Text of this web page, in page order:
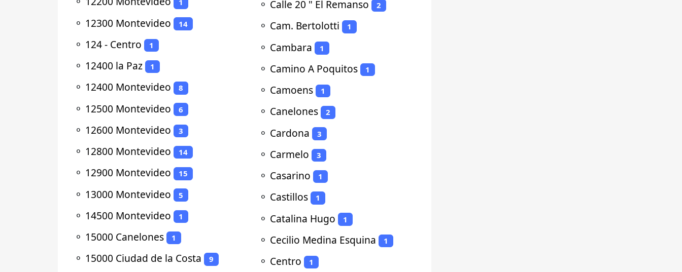
1
⚬ 12300 Montevideo 14
⚬ 124 - Centro 1
⚬ 12400 la Paz 1
⚬ 12400 Montevideo 8
⚬ 12500 Montevideo 6
⚬ 12600 Montevideo 3
⚬ 12800 Montevideo 14
⚬ 12900 Montevideo 15
⚬ 13000 Montevideo 5
⚬ 14500 Montevideo 1
⚬ 15000 Canelones 1
⚬ 15000 Ciudad de la Costa 9
⚬ Calle 20 " El Remanso 2
⚬ Cam. Bertolotti 1
⚬ Cambara 1
⚬ Camino A Poquitos 1
⚬ Camoens 1
⚬ Canelones 2
⚬ Cardona 3
⚬ Carmelo 3
⚬ Casarino 1
⚬ Castillos 1
⚬ Catalina Hugo 1
⚬ Cecilio Medina Esquina 1
⚬ Centro 1